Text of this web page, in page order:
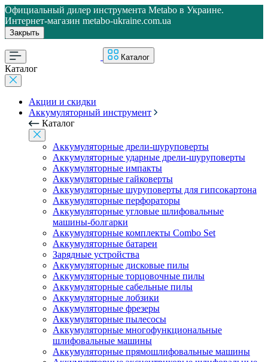
Официальный дилер инструмента Metabo в Украине.
Интернет-магазин metabo-ukraine.com.ua
Закрыть
Каталог
Каталог
Акции и скидки
Аккумуляторный инструмент
Каталог
Аккумуляторные дрели-шуруповерты
Аккумуляторные ударные дрели-шуруповерты
Аккумуляторные импакты
Аккумуляторные гайковерты
Аккумуляторные шуруповерты для гипсокартона
Аккумуляторные перфораторы
Аккумуляторные угловые шлифовальные
машины-болгарки
Аккумуляторные комплекты Combo Set
Аккумуляторные батареи
Зарядные устройства
Аккумуляторные дисковые пилы
Аккумуляторные торцовочные пилы
Аккумуляторные сабельные пилы
Аккумуляторные лобзики
Аккумуляторные фрезеры
Аккумуляторные пылесосы
Аккумуляторные многофункциональные
шлифовальные машины
Аккумуляторные прямошлифовальные машины